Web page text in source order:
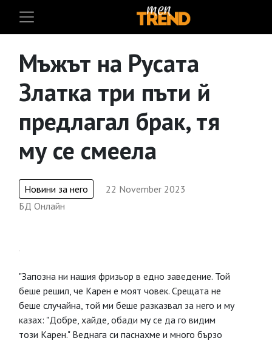
Мъжът на Русата
Златка три пъти й
предлагал брак, тя
му се смеела
Новини за него
22 November 2023
БД Онлайн
"Запозна ни нашия фризьор в едно заведение. Той
беше решил, че Карен е моят човек. Срещата не
беше случайна, той ми беше разказвал за него и му
казах: "Добре, хайде, обади му се да го видим
този Карен." Веднага си паснахме и много бързо